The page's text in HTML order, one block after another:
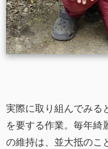
実際に取り組んでみる
を要する作業。毎年綺
の維持は、並大抵のこ